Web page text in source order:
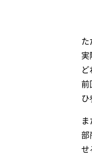
た
実
ど
前
ひ
部
せ